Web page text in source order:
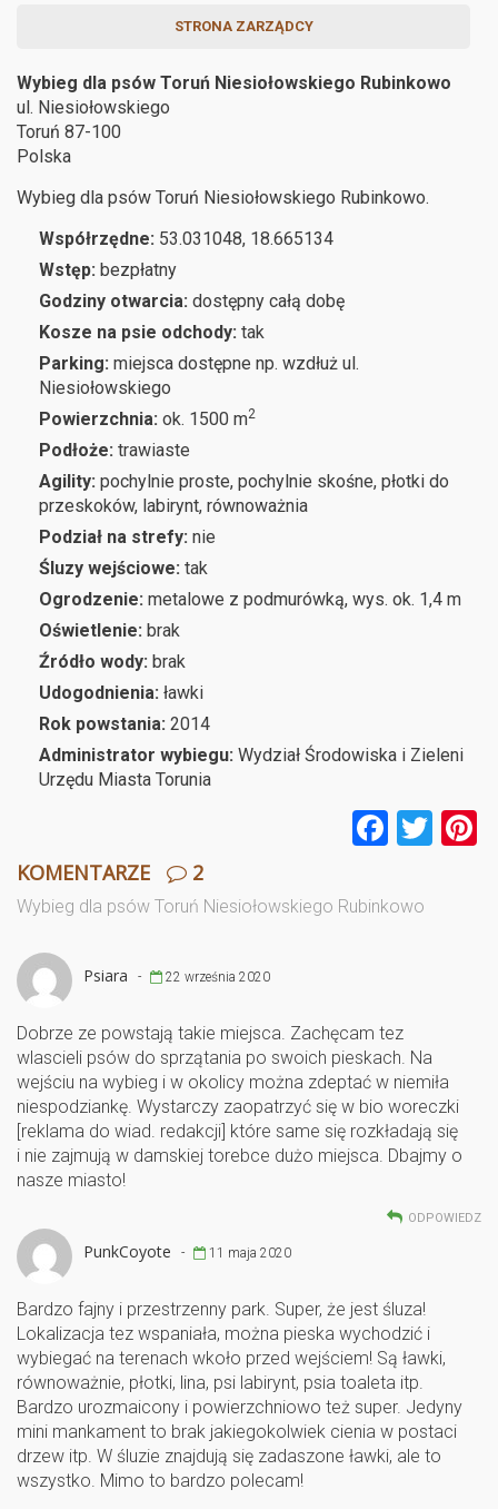
STRONA ZARZĄDCY
Wybieg dla psów Toruń Niesiołowskiego Rubinkowo
ul. Niesiołowskiego
Toruń 87-100
Polska
Wybieg dla psów Toruń Niesiołowskiego Rubinkowo.
Współrzędne: 53.031048, 18.665134
Wstęp: bezpłatny
Godziny otwarcia: dostępny całą dobę
Kosze na psie odchody: tak
Parking: miejsca dostępne np. wzdłuż ul.
Niesiołowskiego
Powierzchnia: ok. 1500 m2
Podłoże: trawiaste
Agility: pochylnie proste, pochylnie skośne, płotki do
przeskoków, labirynt, równoważnia
Podział na strefy: nie
Śluzy wejściowe: tak
Ogrodzenie: metalowe z podmurówką, wys. ok. 1,4 m
Oświetlenie: brak
Źródło wody: brak
Udogodnienia: ławki
Rok powstania: 2014
Administrator wybiegu: Wydział Środowiska i Zieleni
Urzędu Miasta Torunia
F
ce
k
T
KOMENTARZE 2
Wybieg dla psów Toruń Niesiołowskiego Rubinkowo
Psiara - 22 września 2020
Dobrze ze powstają takie miejsca. Zachęcam tez
wlascieli psów do sprzątania po swoich pieskach. Na
wejściu na wybieg i w okolicy można zdeptać w niemiła
niespodziankę. Wystarczy zaopatrzyć się w bio woreczki
[reklama do wiad. redakcji] które same się rozkładają się
i nie zajmują w damskiej torebce dużo miejsca. Dbajmy o
nasze miasto!
ODPOWIEDZ
PunkCoyote - 11 maja 2020
Bardzo fajny i przestrzenny park. Super, że jest śluza!
Lokalizacja tez wspaniała, można pieska wychodzić i
wybiegać na terenach wkoło przed wejściem! Są ławki,
równoważnie, płotki, lina, psi labirynt, psia toaleta itp.
Bardzo urozmaicony i powierzchniowo też super. Jedyny
mini mankament to brak jakiegokolwiek cienia w postaci
drzew itp. W śluzie znajdują się zadaszone ławki, ale to
wszystko. Mimo to bardzo polecam!